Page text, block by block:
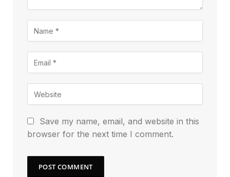
Save my name, email, and website in this
browser for the next time I comment.